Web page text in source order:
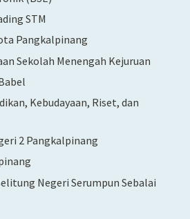
STM
Pangkalpinang
Sekolah Menengah Kejuruan
Kebudayaan, Riset, dan
2 Pangkalpinang
Negeri Serumpun Sebalai